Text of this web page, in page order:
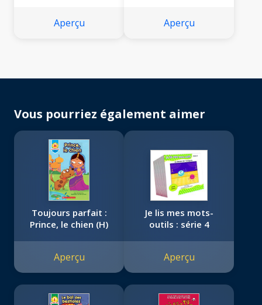
Aperçu Aperçu
Vous pourriez également aimer
Toujours parfait :
Prince, le chien (H)
Aperçu
Je lis mes mots-
outils : série 4
Aperçu